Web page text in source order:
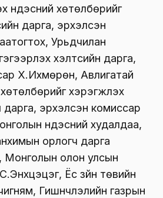
үндэсний хөтөлбөрийг
дарга, эрхэлсэн
Урьдчилан
хэлтсийн дарга,
Х.Ихмөрөн, Авлигатай
хэрэгжүүлэх
эрхэлсэн комиссар
үндэсний худалдаа,
орлогч дарга
Монголын олон улсын
Ёс зүйн төвийн
Гишүүнчлэлийн газрын